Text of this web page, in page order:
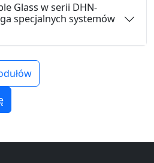
Glass w serii DHN-
specjalnych systemów